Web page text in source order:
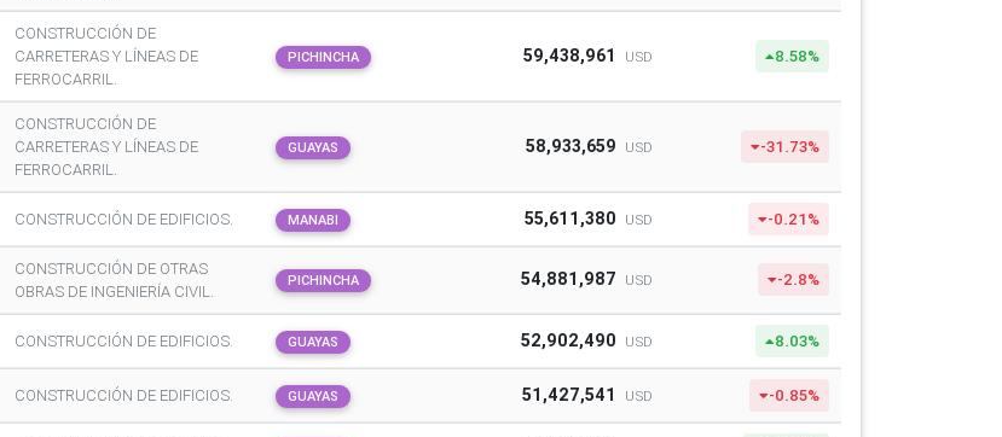
CONSTRUCCIÓN DE
CARRETERAS Y LÍNEAS DE
FERROCARRIL.
PICHINCHA 59,438,961 USD 8.58%
CONSTRUCCIÓN DE
CARRETERAS Y LÍNEAS DE
FERROCARRIL.
GUAYAS 58,933,659 USD -31.73%
CONSTRUCCIÓN DE EDIFICIOS. MANABI 55,611,380 USD -0.21%
CONSTRUCCIÓN DE OTRAS
OBRAS DE INGENIERÍA CIVIL.
PICHINCHA 54,881,987 USD -2.8%
CONSTRUCCIÓN DE EDIFICIOS. GUAYAS 52,902,490 USD 8.03%
CONSTRUCCIÓN DE EDIFICIOS. GUAYAS 51,427,541 USD -0.85%